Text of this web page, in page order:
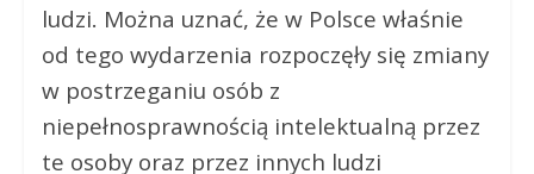
ludzi. Można uznać, że w Polsce właśnie
od tego wydarzenia rozpoczęły się zmiany
w postrzeganiu osób z
niepełnosprawnością intelektualną przez
te osoby oraz przez innych ludzi